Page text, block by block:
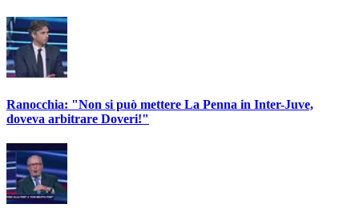
Ranocchia: "Non si può mettere La Penna in Inter-Juve,
doveva arbitrare Doveri!"